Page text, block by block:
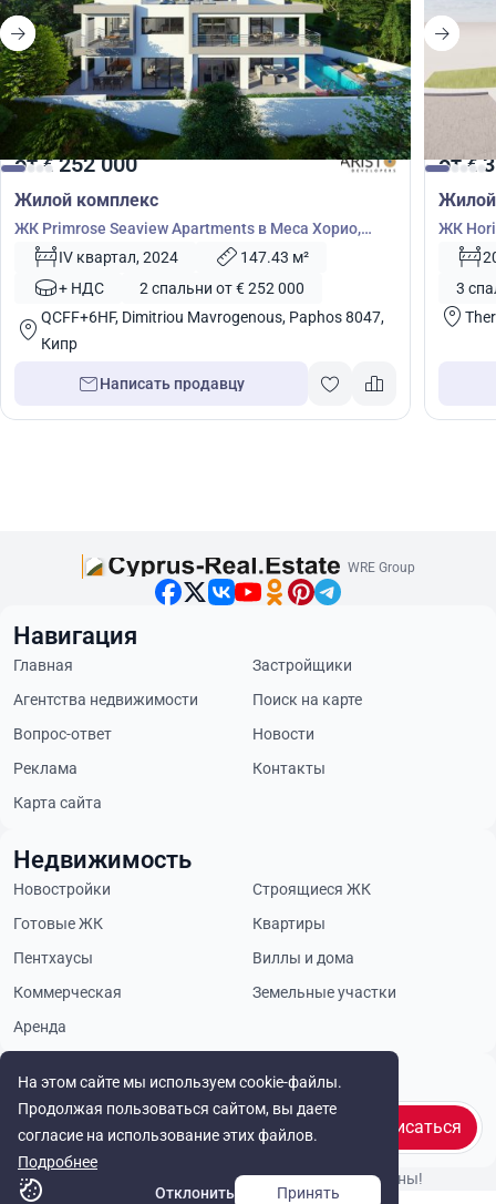
от€252 000
Жилой комплекс
ЖК Primrose Seaview Apartments в Меса Хорио,
Пафос, Кипр № 5413
IV квартал, 2024
147.43 м²
+ НДС
2 спальни от € 252 000
QCFF+6HF, Dimitriou Mavrogenous, Paphos 8047,
Кипр
Написать продавцу
от€
ЖК
3
На этом сайте мы используем cookie-файлы.
Продолжая пользоваться сайтом, вы даете
согласие на использование этих файлов.
Подробнее
Отклонить
Принять
WRE Group
Будьте в курсе
Подписаться
Навигация
Главная
Застройщики
Агентства недвижимости
Поиск на карте
Вопрос-ответ
Новости
Реклама
Контакты
Карта сайта
Недвижимость
Новостройки
Строящиеся ЖК
Готовые ЖК
Квартиры
Пентхаусы
Виллы и дома
Коммерческая
Земельные участки
Аренда
© Cyprus Realestate 2026. Все права защищены!